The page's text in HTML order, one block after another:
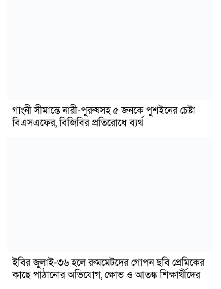
গাংনী সীমান্তে নারী-পুরুষসহ ৫ জনকে পুশইনের চেষ্টা
বিএসএফের, বিজিবির প্রতিরোধে ব্যর্থ
ইবির জুলাই-৩৬ হলে রুমমেটদের গোপন ছবি প্রেমিকের
কাছে পাঠানোর অভিযোগ, ক্ষোভ ও আতঙ্ক শিক্ষার্থীদের